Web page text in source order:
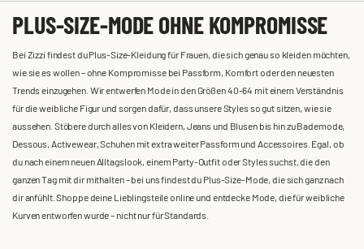
PLUS-SIZE-MODE OHNE KOMPROMISSE
Bei Zizzi findest du Plus-Size-Kleidung für Frauen, die sich genau so kleiden möchten,
wie sie es wollen – ohne Kompromisse bei Passform, Komfort oder den neuesten
Trends einzugehen. Wir entwerfen Mode in den Größen 40-64 mit einem Verständnis
für die weibliche Figur und sorgen dafür, dass unsere Styles so gut sitzen, wie sie
aussehen. Stöbere durch alles von Kleidern, Jeans und Blusen bis hin zu Bademode,
Dessous, Activewear, Schuhen mit extra weiter Passform und Accessoires. Egal, ob
du nach einem neuen Alltagslook, einem Party-Outfit oder Styles suchst, die den
ganzen Tag mit dir mithalten – bei uns findest du Plus-Size-Mode, die sich ganz nach
dir anfühlt. Shoppe deine Lieblingsteile online und entdecke Mode, die für weibliche
Kurven entworfen wurde – nicht nur für Standards.